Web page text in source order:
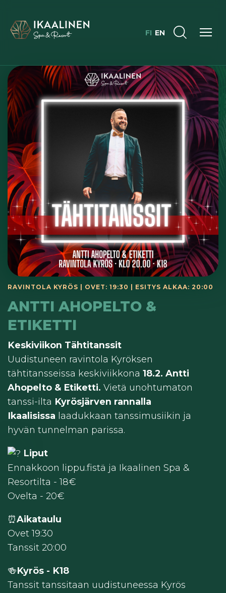
FI EN
RAVINTOLA KYRÖS | OVET: 19:30 | ESITYS ALKAA: 20:00
ANTTI AHOPELTO &
ETIKETTI
Keskiviikon Tähtitanssit
Uudistuneen ravintola Kyröksen
tähtitansseissa keskiviikkona 18.2. Antti
Ahopelto & Etiketti. Vietä unohtumaton
tanssi-ilta Kyrösjärven rannalla
Ikaalisissa laadukkaan tanssimusiikin ja
hyvän tunnelman parissa.
Liput
Ennakkoon lippu.fistä ja Ikaalinen Spa &
Resortilta - 18€
Ovelta - 20€
⏰Aikataulu
Ovet 19:30
Tanssit 20:00
🍻Kyrös - K18
Tanssit tanssitaan uudistuneessa Kyrös